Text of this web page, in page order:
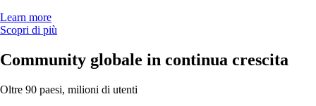
Learn more
Scopri di più
Community globale in continua crescita
Oltre 90 paesi, milioni di utenti